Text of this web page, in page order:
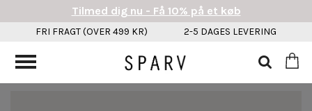
Tilmed dig nu - Få 10% på et køb
FRI FRAGT (OVER 499 KR) 2-5 DAGES LEVERING